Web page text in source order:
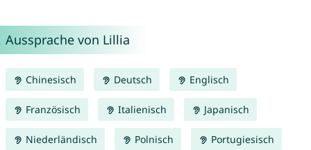
Aussprache von Lillia
Chinesisch Deutsch Englisch
Französisch Italienisch Japanisch
Niederländisch Polnisch Portugiesisch